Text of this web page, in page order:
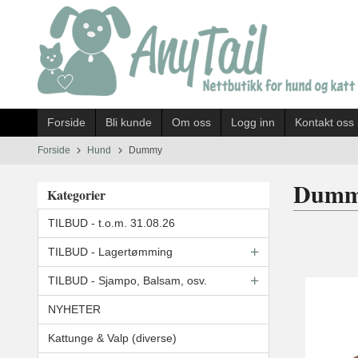
innholdet
Forside Bli kunde Om oss Logg inn Kontakt oss
Forside Hund Dummy
Kategorier
TILBUD - t.o.m. 31.08.26
TILBUD - Lagertømming
TILBUD - Sjampo, Balsam, osv.
NYHETER
Kattunge & Valp (diverse)